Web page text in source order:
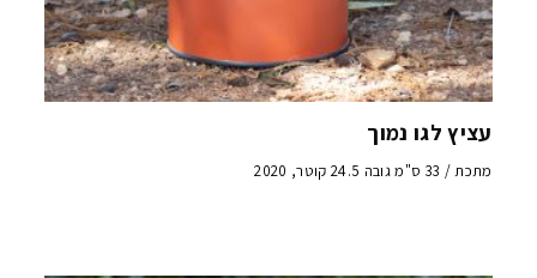
עציץ לגו נמוך
מתכת / 33 ס"מ גובה 24.5 קוטר, 2020